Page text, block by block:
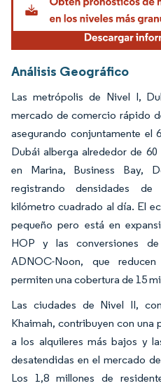
Análisis Geográfico
Las metrópolis de Nivel I,
mercado de comercio rápido
asegurando conjuntamente el
Dubái alberga alrededor de
en Marina, Business Bay,
registrando densidades de
kilómetro cuadrado al día. El
pequeño pero está en
HOP y las conversiones
ADNOC-Noon, que
permiten una cobertura de 15
Las ciudades de Nivel II,
Khaimah, contribuyen con
a los alquileres más bajos y
desatendidas en el mercado
Los 1,8 millones de